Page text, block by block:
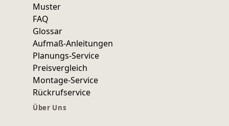
Muster
FAQ
Glossar
Aufmaß-Anleitungen
Planungs-Service
Preisvergleich
Montage-Service
Rückrufservice
Über Uns